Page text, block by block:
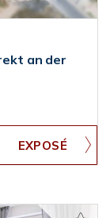
an der